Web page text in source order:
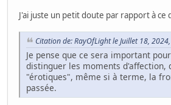
J'ai juste un petit doute par rapport à ce
Citation de: RayOfLight le Juillet 18,
Je pense que ce sera important
distinguer les moments d'affection,
"érotiques", même si à terme, la
passée.